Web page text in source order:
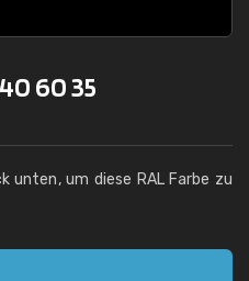
60 35
unten, um diese RAL Farbe zu